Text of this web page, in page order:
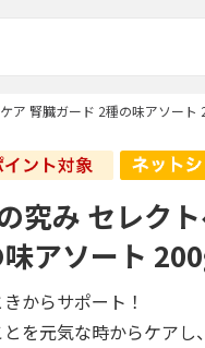
ア 腎臓ガード 2種の味アソー
究み セレク
味アソート
からサポート！
を元気な時からケアし